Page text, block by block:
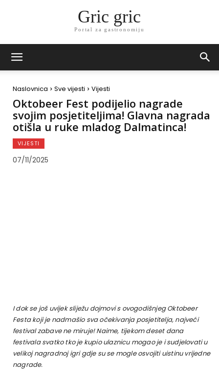
Gric gric
Portal za gastronomiju
Naslovnica Sve vijesti Vijesti
Oktobeer Fest podijelio nagrade
svojim posjetiteljima! Glavna nagrada
otišla u ruke mladog Dalmatinca!
VIJESTI
07/11/2025
I dok se još uvijek sliježu dojmovi s ovogodišnjeg Oktobeer
Festa koji je nadmašio sva očekivanja posjetitelja, najveći
festival zabave ne miruje! Naime, tijekom deset dana
festivala svatko tko je kupio ulaznicu mogao je i sudjelovati u
velikoj nagradnoj igri gdje su se mogle osvojiti uistinu vrijedne
nagrade.